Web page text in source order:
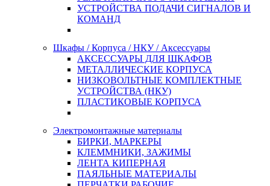
УСТРОЙСТВА ПОДАЧИ СИГНАЛОВ И
КОМАНД
Шкафы / Корпуса / НКУ / Аксессуары
АКСЕССУАРЫ ДЛЯ ШКАФОВ
МЕТАЛЛИЧЕСКИЕ КОРПУСА
НИЗКОВОЛЬТНЫЕ КОМПЛЕКТНЫЕ
УСТРОЙСТВА (НКУ)
ПЛАСТИКОВЫЕ КОРПУСА
Электромонтажные материалы
БИРКИ, МАРКЕРЫ
КЛЕММНИКИ, ЗАЖИМЫ
ЛЕНТА КИПЕРНАЯ
ПАЯЛЬНЫЕ МАТЕРИАЛЫ